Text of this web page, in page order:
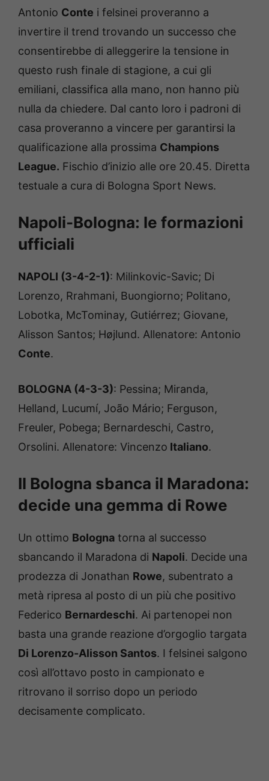
Antonio Conte i felsinei proveranno a
invertire il trend trovando un successo che
consentirebbe di alleggerire la tensione in
questo rush finale di stagione, a cui gli
emiliani, classifica alla mano, non hanno più
nulla da chiedere. Dal canto loro i padroni di
casa proveranno a vincere per garantirsi la
qualificazione alla prossima Champions
League. Fischio d’inizio alle ore 20.45. Diretta
testuale a cura di Bologna Sport News.
Napoli-Bologna: le formazioni
ufficiali
NAPOLI (3-4-2-1): Milinkovic-Savic; Di
Lorenzo, Rrahmani, Buongiorno; Politano,
Lobotka, McTominay, Gutiérrez; Giovane,
Alisson Santos; Højlund. Allenatore: Antonio
Conte.
BOLOGNA (4-3-3): Pessina; Miranda,
Helland, Lucumí, João Mário; Ferguson,
Freuler, Pobega; Bernardeschi, Castro,
Orsolini. Allenatore: Vincenzo Italiano.
Il Bologna sbanca il Maradona:
decide una gemma di Rowe
Un ottimo Bologna torna al successo
sbancando il Maradona di Napoli. Decide una
prodezza di Jonathan Rowe, subentrato a
metà ripresa al posto di un più che positivo
Federico Bernardeschi. Ai partenopei non
basta una grande reazione d’orgoglio targata
Di Lorenzo-Alisson Santos. I felsinei salgono
così all’ottavo posto in campionato e
ritrovano il sorriso dopo un periodo
decisamente complicato.